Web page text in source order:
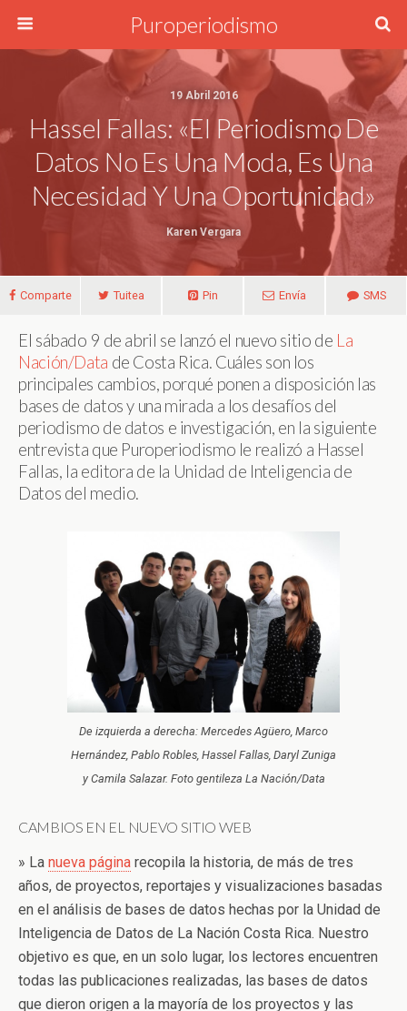
Puroperiodismo
19 Abril 2016
Hassel Fallas: «El Periodismo De
Datos No Es Una Moda, Es Una
Necesidad Y Una Oportunidad»
Karen Vergara
Comparte Tuitea Pin Envía SMS
El sábado 9 de abril se lanzó el nuevo sitio de La
Nación/Data de Costa Rica. Cuáles son los
principales cambios, porqué ponen a disposición las
bases de datos y una mirada a los desafíos del
periodismo de datos e investigación, en la siguiente
entrevista que Puroperiodismo le realizó a Hassel
Fallas, la editora de la Unidad de Inteligencia de
Datos del medio.
De izquierda a derecha: Mercedes Agüero, Marco
Hernández, Pablo Robles, Hassel Fallas, Daryl Zuniga
y Camila Salazar. Foto gentileza La Nación/Data
CAMBIOS EN EL NUEVO SITIO WEB
» La nueva página recopila la historia, de más de tres
años, de proyectos, reportajes y visualizaciones basadas
en el análisis de bases de datos hechas por la Unidad de
Inteligencia de Datos de La Nación Costa Rica. Nuestro
objetivo es que, en un solo lugar, los lectores encuentren
todas las publicaciones realizadas, las bases de datos
que dieron origen a la mayoría de los proyectos y las